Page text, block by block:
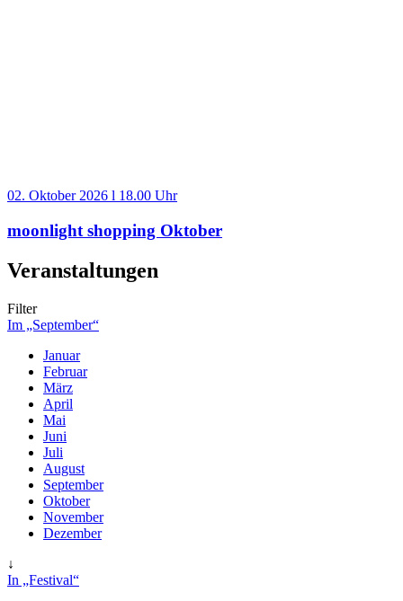
02. Oktober 2026 l 18.00 Uhr
moonlight shopping Oktober
Veranstaltungen
Filter
Im „September“
Januar
Februar
März
April
Mai
Juni
Juli
August
September
Oktober
November
Dezember
↓
In „Festival“